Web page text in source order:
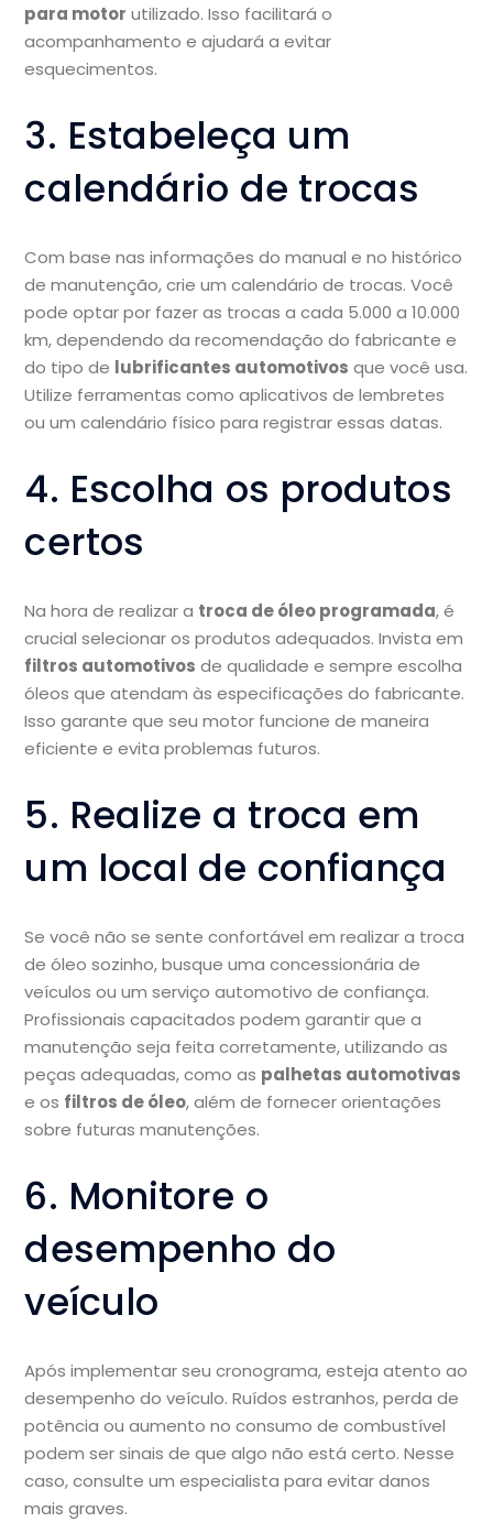
para motor utilizado. Isso facilitará o
acompanhamento e ajudará a evitar
esquecimentos.
3. Estabeleça um
calendário de trocas
Com base nas informações do manual e no histórico
de manutenção, crie um calendário de trocas. Você
pode optar por fazer as trocas a cada 5.000 a 10.000
km, dependendo da recomendação do fabricante e
do tipo de lubrificantes automotivos que você usa.
Utilize ferramentas como aplicativos de lembretes
ou um calendário físico para registrar essas datas.
4. Escolha os produtos
certos
Na hora de realizar a troca de óleo programada, é
crucial selecionar os produtos adequados. Invista em
filtros automotivos de qualidade e sempre escolha
óleos que atendam às especificações do fabricante.
Isso garante que seu motor funcione de maneira
eficiente e evita problemas futuros.
5. Realize a troca em
um local de confiança
Se você não se sente confortável em realizar a troca
de óleo sozinho, busque uma concessionária de
veículos ou um serviço automotivo de confiança.
Profissionais capacitados podem garantir que a
manutenção seja feita corretamente, utilizando as
peças adequadas, como as palhetas automotivas
e os filtros de óleo, além de fornecer orientações
sobre futuras manutenções.
6. Monitore o
desempenho do
veículo
Após implementar seu cronograma, esteja atento ao
desempenho do veículo. Ruídos estranhos, perda de
potência ou aumento no consumo de combustível
podem ser sinais de que algo não está certo. Nesse
caso, consulte um especialista para evitar danos
mais graves.